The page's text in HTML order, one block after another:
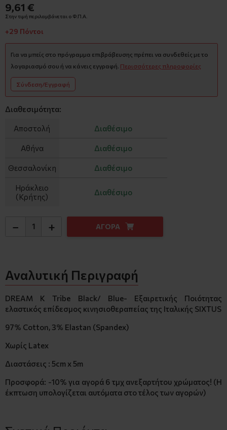
9,61 €
Στην τιμή περιλαμβάνεται ο Φ.Π.Α.
+29 Πόντοι
Για να μπείς στο πρόγραμμα επιβράβευσης πρέπει να συνδεθείς με το
λογαριασμό σου ή να κάνεις εγγραφή. Περισσότερες πληροφορίες
Σύνδεση/Εγγραφή
Διαθεσιμότητα:
Αποστολή Διαθέσιμο
Αθήνα Διαθέσιμο
Θεσσαλονίκη Διαθέσιμο
Ηράκλειο
(Κρήτης)
Διαθέσιμο
− + ΑΓΟΡΑ
Αναλυτική Περιγραφή
DREAM K Tribe Black/ Blue- Εξαιρετικής Ποιότητας
ελαστικός επίδεσμος κινησιοθεραπείας της Ιταλικής SIXTUS
97% Cotton, 3% Elastan (Spandex)
Χωρίς Latex
Διαστάσεις : 5cm x 5m
Προσφορά: -10% για αγορά 6 τμχ ανεξαρτήτου χρώματος! (Η
έκπτωση υπολογίζεται αυτόματα στο τέλος των αγορών)